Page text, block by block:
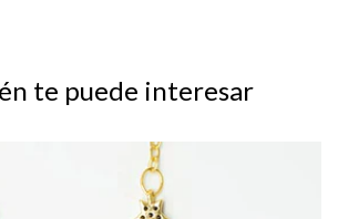
te puede interesar